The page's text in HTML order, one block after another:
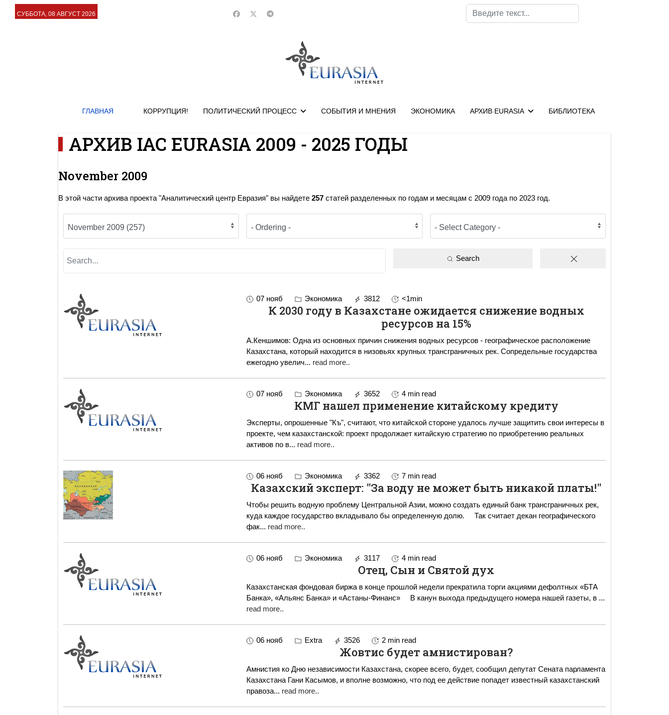
СУББОТА, 08 АВГУСТ 2026
Поиск
ГЛАВНАЯ КОРРУПЦИЯ! ПОЛИТИЧЕСКИЙ ПРОЦЕСС СОБЫТИЯ И МНЕНИЯ ЭКОНОМИКА АРХИВ EURASIA БИБЛИОТЕКА
АРХИВ IAC EURASIA 2009 - 2025 ГОДЫ
November 2009
В этой части архива проекта "Аналитический центр Евразия" вы найдете 257 статей разделенных по годам и месяцам с 2009 года по 2023 год.
Search
07 нояб Экономика 3812 <1min
К 2030 году в Казахстане ожидается снижение водных
ресурсов на 15%
А.Кеншимов: Одна из основных причин снижения водных ресурсов - географическое расположение
Казахстана, который находится в низовьях крупных трансграничных рек. Сопредельные государства
ежегодно увелич... read more..
07 нояб Экономика 3652 4 min read
КМГ нашел применение китайскому кредиту
Эксперты, опрошенные "Къ", считают, что китайской стороне удалось лучше защитить свои интересы в
проекте, чем казахстанской: проект продолжает китайскую стратегию по приобретению реальных
активов по в... read more..
06 нояб Экономика 3362 7 min read
Казахский эксперт: "За воду не может быть никакой платы!"
Чтобы решить водную проблему Центральной Азии, можно создать единый банк трансграничных рек,
куда каждое государство вкладывало бы определенную долю. Так считает декан географического
фак... read more..
06 нояб Экономика 3117 4 min read
Отец, Сын и Святой дух
Казахстанская фондовая биржа в конце прошлой недели прекратила торги акциями дефолтных «БТА
Банка», «Альянс Банка» и «Астаны-Финанс» В канун выхода предыдущего номера нашей газеты, в ...
read more..
06 нояб Extra 3526 2 min read
Жовтис будет амнистирован?
Амнистия ко Дню независимости Казахстана, скорее всего, будет, сообщил депутат Сената парламента
Казахстана Гани Касымов, и вполне возможно, что под ее действие попадет известный казахстанский
правоза... read more..